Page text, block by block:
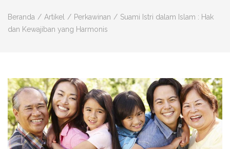
Beranda / Artikel / Perkawinan / Suami Istri dalam Islam : Hak
dan Kewajiban yang Harmonis